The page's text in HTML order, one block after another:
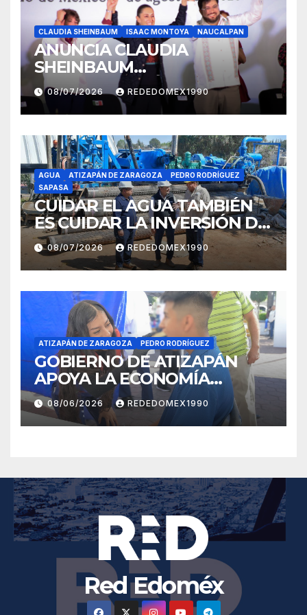
CLAUDIA SHEINBAUM ISAAC MONTOYA NAUCALPAN
ANUNCIA CLAUDIA
SHEINBAUM
INCORPORACIÓN DE
NAUCALPAN AL PROGRAMA
FEDERAL DE BACHEO
08/07/2026 REDEDOMEX1990
AGUA ATIZAPÁN DE ZARAGOZA
PEDRO RODRÍGUEZ
SAPASA
CUIDAR EL AGUA TAMBIÉN
ES CUIDAR LA INVERSIÓN DE
69 MDP EN ATIZAPÁN
08/07/2026 REDEDOMEX1990
ATIZAPÁN DE ZARAGOZA PEDRO RODRÍGUEZ
GOBIERNO DE ATIZAPÁN
APOYA LA ECONOMÍA
FAMILIAR CON SERVICIOS
GRATUITOS ANTE EL
REGRESO A CLASES
08/06/2026 REDEDOMEX1990
Red Edoméx